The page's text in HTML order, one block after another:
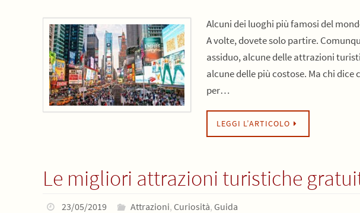
Alcuni dei luoghi più famosi del
A volte, dovete solo partire.
assiduo, alcune delle attrazioni
alcune delle più costose. Ma chi
per…
LEGGI L’ARTICOLO
Le migliori attrazioni turistiche
23/05/2019 Attrazioni, Curiosità, Guida